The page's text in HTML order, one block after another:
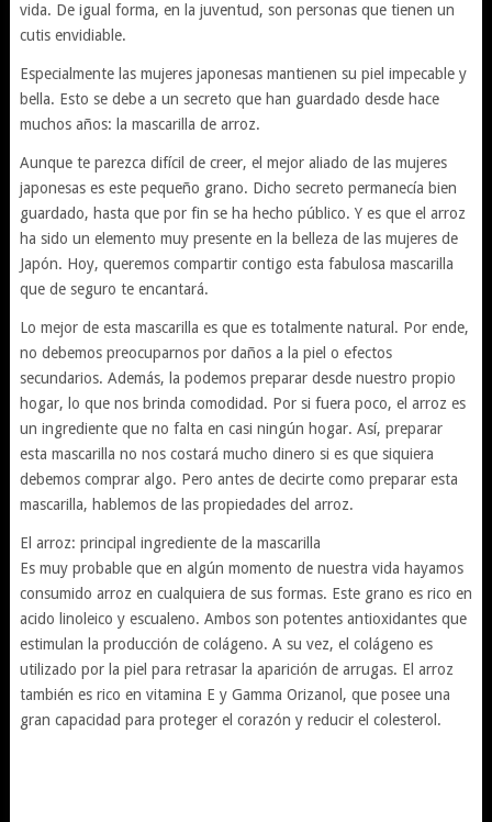
vida. De igual forma, en la juventud, son personas que tienen un
cutis envidiable.
Especialmente las mujeres japonesas mantienen su piel impecable y
bella. Esto se debe a un secreto que han guardado desde hace
muchos años: la mascarilla de arroz.
Aunque te parezca difícil de creer, el mejor aliado de las mujeres
japonesas es este pequeño grano. Dicho secreto permanecía bien
guardado, hasta que por fin se ha hecho público. Y es que el arroz
ha sido un elemento muy presente en la belleza de las mujeres de
Japón. Hoy, queremos compartir contigo esta fabulosa mascarilla
que de seguro te encantará.
Lo mejor de esta mascarilla es que es totalmente natural. Por ende,
no debemos preocuparnos por daños a la piel o efectos
secundarios. Además, la podemos preparar desde nuestro propio
hogar, lo que nos brinda comodidad. Por si fuera poco, el arroz es
un ingrediente que no falta en casi ningún hogar. Así, preparar
esta mascarilla no nos costará mucho dinero si es que siquiera
debemos comprar algo. Pero antes de decirte como preparar esta
mascarilla, hablemos de las propiedades del arroz.
El arroz: principal ingrediente de la mascarilla
Es muy probable que en algún momento de nuestra vida hayamos
consumido arroz en cualquiera de sus formas. Este grano es rico en
acido linoleico y escualeno. Ambos son potentes antioxidantes que
estimulan la producción de colágeno. A su vez, el colágeno es
utilizado por la piel para retrasar la aparición de arrugas. El arroz
también es rico en vitamina E y Gamma Orizanol, que posee una
gran capacidad para proteger el corazón y reducir el colesterol.